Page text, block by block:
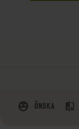
ÖNSKA